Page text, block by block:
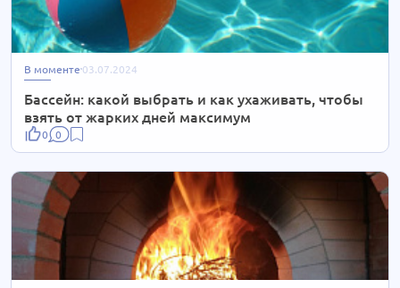
В моменте 03.07.2024
Бассейн: какой выбрать и как ухаживать, чтобы
взять от жарких дней максимум
0 0